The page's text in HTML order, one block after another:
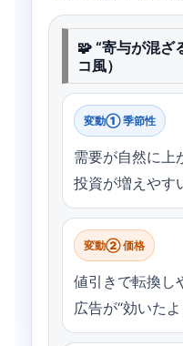
🧩 “寄与が混ざ
コ風）
変動① 季節性
需要が自然に上
投資が増えやす
変動② 価格
値引きで転換し
広告が“効いたよ